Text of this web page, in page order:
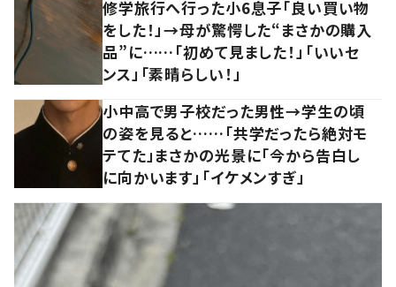
修学旅行へ行った小6息子「良い買い物
をした！」→母が驚愕した“まさかの購入
品”に……「初めて見ました！」「いいセ
ンス」「素晴らしい！」
小中高で男子校だった男性→学生の頃
の姿を見ると……「共学だったら絶対モ
テてた」まさかの光景に「今から告白し
に向かいます」「イケメンすぎ」